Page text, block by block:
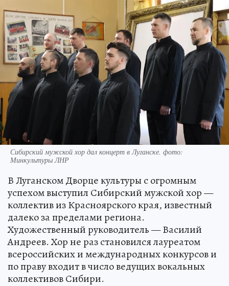
Сибирский мужской хор дал концерт в Луганске. фото:
Минкультуры ЛНР
В Луганском Дворце культуры с огромным
успехом выступил Сибирский мужской хор —
коллектив из Красноярского края, известный
далеко за пределами региона.
Художественный руководитель — Василий
Андреев. Хор не раз становился лауреатом
всероссийских и международных конкурсов и
по праву входит в число ведущих вокальных
коллективов Сибири.